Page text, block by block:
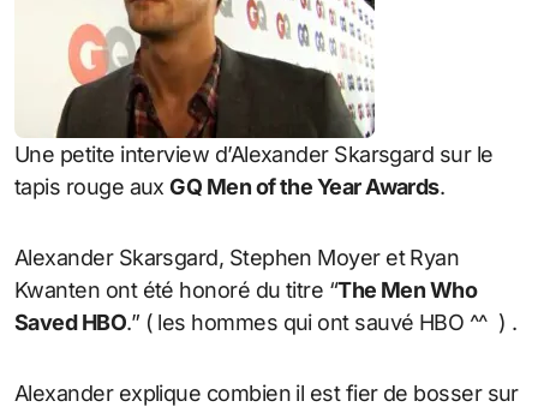
Une petite interview d’Alexander Skarsgard sur le
tapis rouge auxGQ Men of the Year Awards.
Alexander Skarsgard, Stephen Moyer et Ryan
Kwanten ont été honoré du titre “The Men Who
Saved HBO.” ( les hommes qui ont sauvé HBO ^^ ) .
Alexander explique combien il est fier de bosser sur